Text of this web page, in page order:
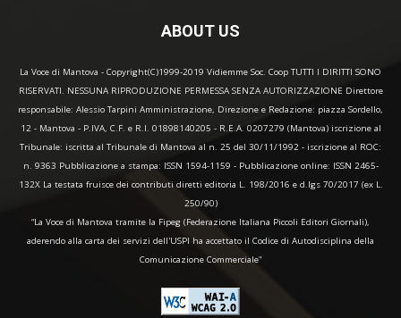
ABOUT US
La Voce di Mantova - Copyright(C)1999-2019 Vidiemme Soc. Coop TUTTI I DIRITTI SONO
RISERVATI. NESSUNA RIPRODUZIONE PERMESSA SENZA AUTORIZZAZIONE Direttore
responsabile: Alessio Tarpini Amministrazione, Direzione e Redazione: piazza Sordello,
12 - Mantova - P.IVA, C.F. e R.I. 01898140205 - R.E.A. 0207279 (Mantova) iscrizione al
Tribunale: iscritta al Tribunale di Mantova al n. 25 del 30/11/1992 - iscrizione al ROC:
n. 9363 Pubblicazione a stampa: ISSN 1594-1159 - Pubblicazione online: ISSN 2465-
132X La testata fruisce dei contributi diretti editoria L. 198/2016 e d.lgs 70/2017 (ex L.
250/90)
“La Voce di Mantova tramite la Fipeg (Federazione Italiana Piccoli Editori Giornali),
aderendo alla carta dei servizi dell'USPI ha accettato il Codice di Autodisciplina della
Comunicazione Commerciale"